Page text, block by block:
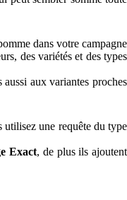
dans votre campagne
des variétés et des types
aux variantes proches
une requête du type
Exact, de plus ils ajoutent